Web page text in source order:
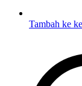
Tambah ke